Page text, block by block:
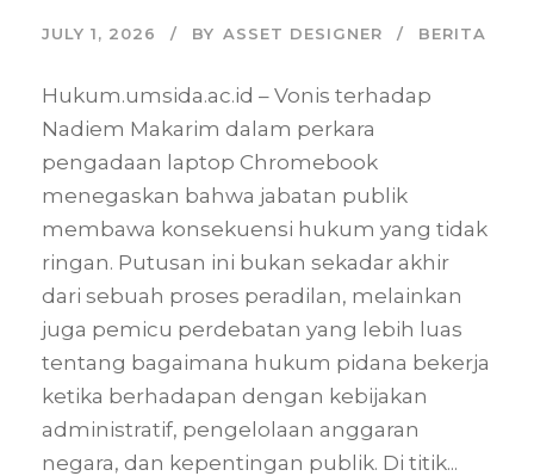
JULY 1, 2026 BY ASSET DESIGNER BERITA
Hukum.umsida.ac.id – Vonis terhadap
Nadiem Makarim dalam perkara
pengadaan laptop Chromebook
menegaskan bahwa jabatan publik
membawa konsekuensi hukum yang tidak
ringan. Putusan ini bukan sekadar akhir
dari sebuah proses peradilan, melainkan
juga pemicu perdebatan yang lebih luas
tentang bagaimana hukum pidana bekerja
ketika berhadapan dengan kebijakan
administratif, pengelolaan anggaran
negara, dan kepentingan publik. Di titik...